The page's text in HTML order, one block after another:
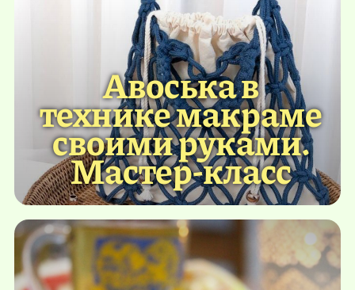
Авоська в
технике макраме
своими руками.
Мастер-класс